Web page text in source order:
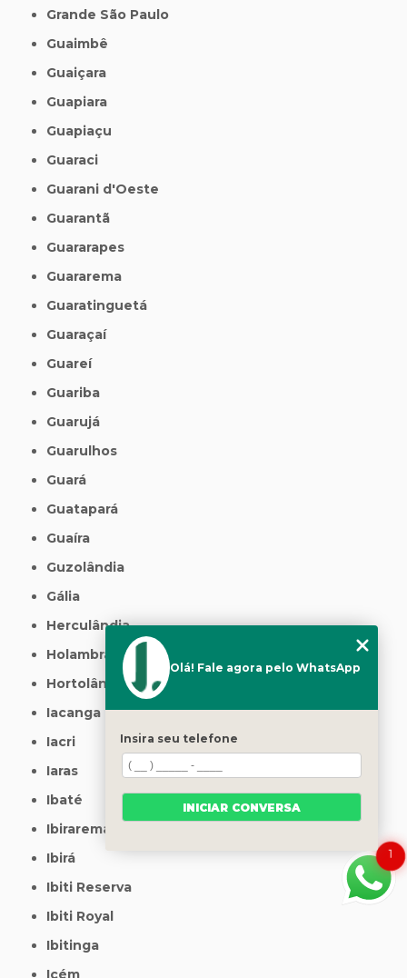
Grande São Paulo
Guaimbê
Guaiçara
Guapiara
Guapiaçu
Guaraci
Guarani d'Oeste
Guarantã
Guararapes
Guararema
Guaratinguetá
Guaraçaí
Guareí
Guariba
Guarujá
Guarulhos
Guará
Guatapará
Guaíra
Guzolândia
Gália
Herculândia
Holambra
Hortolândia
Iacanga
Iacri
Iaras
Ibaté
Ibirarema
Ibirá
Ibiti Reserva
Ibiti Royal
Ibitinga
Icém
1
Olá! Fale agora pelo WhatsApp
Insira seu telefone
INICIAR CONVERSA